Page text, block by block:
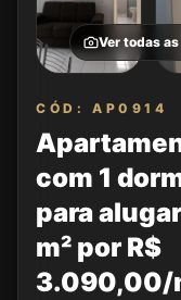
Ver todas as
CÓD: AP0914
com 1
para
m² por R$
3.090,00/